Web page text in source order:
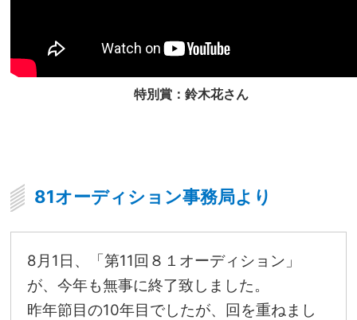
特別賞：鈴木花さん
81オーディション事務局より
8月1日、「第11回８１オーディション」
が、今年も無事に終了致しました。
昨年節目の10年目でしたが、回を重ねまし